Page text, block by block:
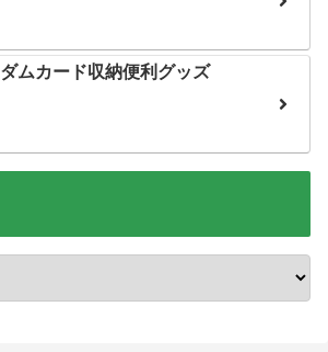
ダムカード収納便利グッズ